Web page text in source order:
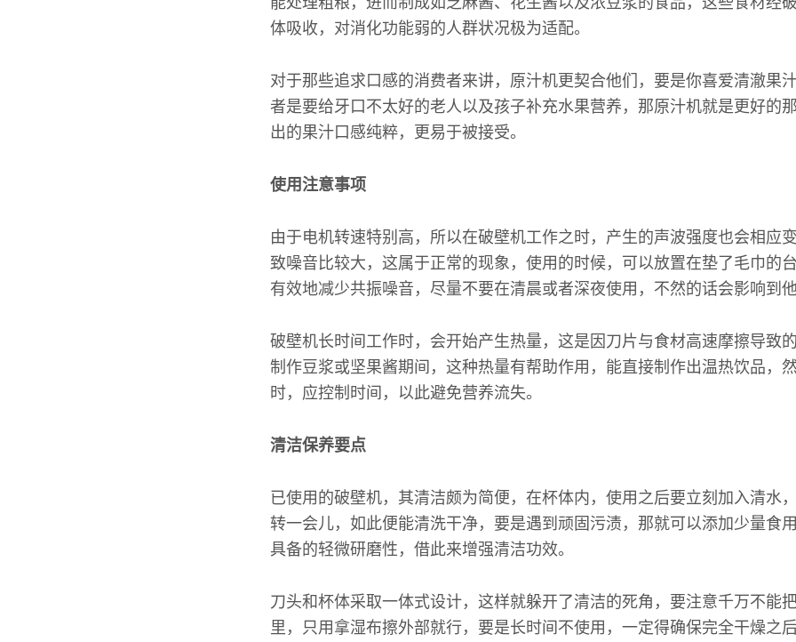
体吸收，对消化功能弱的人群状况极为适配。
对于那些追求口感的消费者来讲，原汁机更契合他们，要是你喜爱清澈果
者是要给牙口不太好的老人以及孩子补充水果营养，那原汁机就是更好的
出的果汁口感纯粹，更易于被接受。
使用注意事项
由于电机转速特别高，所以在破壁机工作之时，产生的声波强度也会相应
致噪音比较大，这属于正常的现象，使用的时候，可以放置在垫了毛巾的
有效地减少共振噪音，尽量不要在清晨或者深夜使用，不然的话会影响到他
破壁机长时间工作时，会开始产生热量，这是因刀片与食材高速摩擦导致的
制作豆浆或坚果酱期间，这种热量有帮助作用，能直接制作出温热饮品，
时，应控制时间，以此避免营养流失。
清洁保养要点
已使用的破壁机，其清洁颇为简便，在杯体内，使用之后要立刻加入清水
转一会儿，如此便能清洗干净，要是遇到顽固污渍，那就可以添加少量食
具备的轻微研磨性，借此来增强清洁功效。
刀头和杯体采取一体式设计，这样就躲开了清洁的死角，要注意千万不能
里，只用拿湿布擦外部就行，要是长时间不使用，一定得确保完全干燥之